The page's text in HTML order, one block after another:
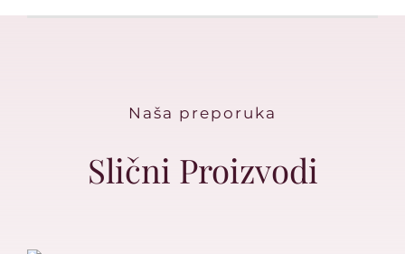
Naša preporuka
Slični Proizvodi